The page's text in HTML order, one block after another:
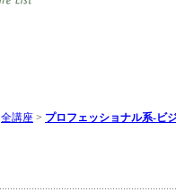
全講座 > プロフェッショナル系-ビ